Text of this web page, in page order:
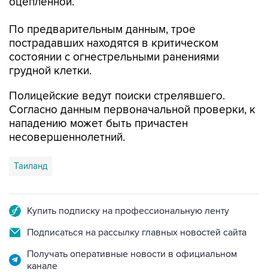
По предварительным данным, трое
пострадавших находятся в критическом
состоянии с огнестрельными ранениями
грудной клетки.
Полицейские ведут поиски стрелявшего.
Согласно данным первоначальной проверки, к
нападению может быть причастен
несовершеннолетний.
Таиланд
Купить подписку на профессиональную ленту
Подписаться на рассылку главных новостей сайта
Получать оперативные новости в официальном
канале